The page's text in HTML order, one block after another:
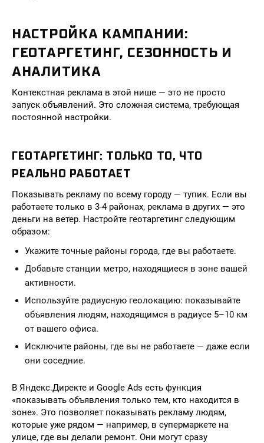
НАСТРОЙКА КАМПАНИИ:
ГЕОТАРГЕТИНГ, СЕЗОННОСТЬ И
АНАЛИТИКА
Контекстная реклама в этой нише — это не просто
запуск объявлений. Это сложная система, требующая
постоянной настройки.
ГЕОТАРГЕТИНГ: ТОЛЬКО ТО, ЧТО
РЕАЛЬНО РАБОТАЕТ
Показывать рекламу по всему городу — тупик. Если вы
работаете только в 3-4 районах, реклама в других — это
деньги на ветер. Настройте геотаргетинг следующим
образом:
Укажите точные районы города, где вы работаете.
Добавьте станции метро, находящиеся в зоне вашей
активности.
Используйте радиусную геолокацию: показывайте
объявления людям, находящимся в радиусе 5–10 км
от вашего офиса.
Исключите районы, где вы не работаете — даже если
они соседние.
В Яндекс.Директе и Google Ads есть функция
«показывать объявления только тем, кто находится в
зоне». Это позволяет показывать рекламу людям,
которые уже рядом — например, в супермаркете на
улице, где вы делали ремонт. Они могут сразу